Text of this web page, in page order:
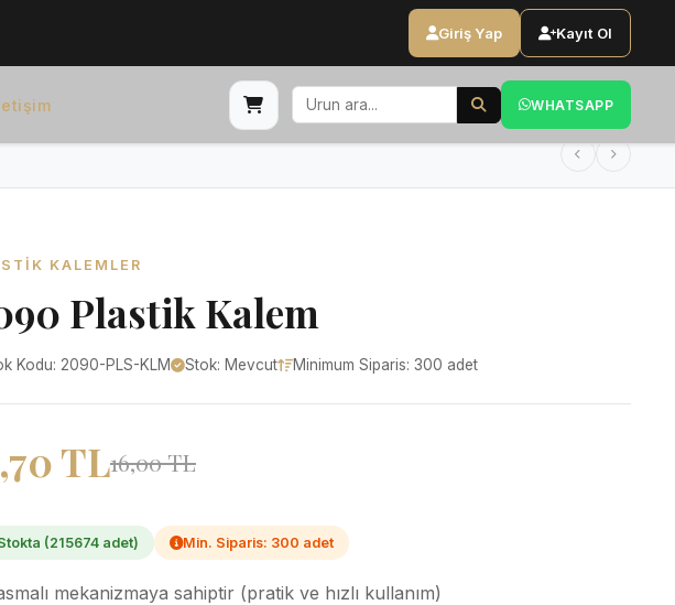
Giriş Yap Kayıt Ol
WHATSAPP
KALEMLER
Plastik Kalem
Kodu: 2090-PLS-KLM Stok: Mevcut Minimum Siparis: 300 adet
TL16,00 TL
(215674 adet) Min. Siparis: 300 adet
mekanizmaya sahiptir (pratik ve hızlı kullanım)